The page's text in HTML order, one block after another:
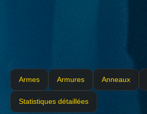
Armes Armures Anneaux
Statistiques détaillées